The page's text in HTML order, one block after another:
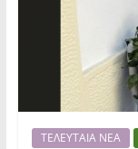
ΤΕΛΕΥΤΑΙΑ ΝΕΑ